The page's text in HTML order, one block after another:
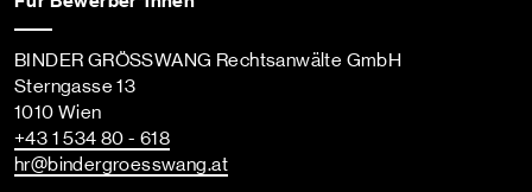
BINDER GRÖSSWANG Rechtsanwälte GmbH
Sterngasse 13
1010 Wien
+43 1 534 80 - 618
hr@bindergroesswang.at